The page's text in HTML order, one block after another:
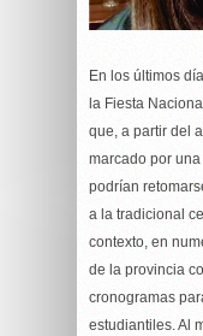
En los últimos
la Fiesta
que, a partir del
marcado por
podrían
a la tradicional
contexto, en
de la provincia
cronogramas
estudiantiles. Al